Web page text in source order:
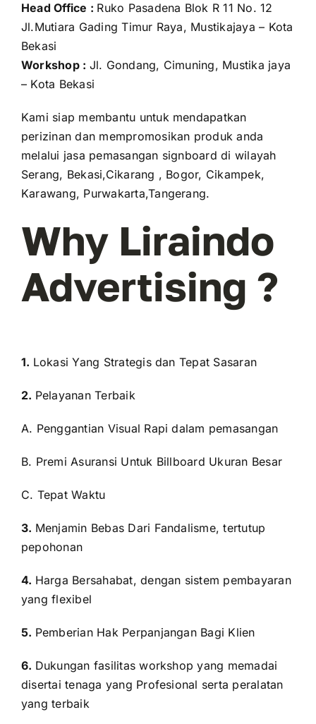
Head Office : Ruko Pasadena Blok R 11 No. 12
Jl.Mutiara Gading Timur Raya, Mustikajaya – Kota
Bekasi
Workshop : Jl. Gondang, Cimuning, Mustika jaya
– Kota Bekasi
Kami siap membantu untuk mendapatkan
perizinan dan mempromosikan produk anda
melalui jasa pemasangan signboard di wilayah
Serang, Bekasi,Cikarang , Bogor, Cikampek,
Karawang, Purwakarta,Tangerang.
Why Liraindo
Advertising ?
1. Lokasi Yang Strategis dan Tepat Sasaran
2. Pelayanan Terbaik
A. Penggantian Visual Rapi dalam pemasangan
B. Premi Asuransi Untuk Billboard Ukuran Besar
C. Tepat Waktu
3. Menjamin Bebas Dari Fandalisme, tertutup
pepohonan
4. Harga Bersahabat, dengan sistem pembayaran
yang flexibel
5. Pemberian Hak Perpanjangan Bagi Klien
6. Dukungan fasilitas workshop yang memadai
disertai tenaga yang Profesional serta peralatan
yang terbaik